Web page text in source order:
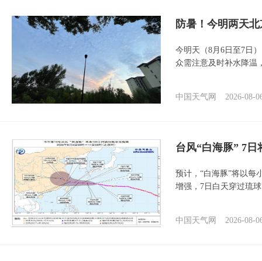
防暑！今明两天
今明天（8月6日至7日
众需注意及时补水降温
中国天气网 2026-08-
台风“白海豚” 7
预计，“白海豚”将以每
增强，7日白天穿过琉
中国天气网 2026-08-